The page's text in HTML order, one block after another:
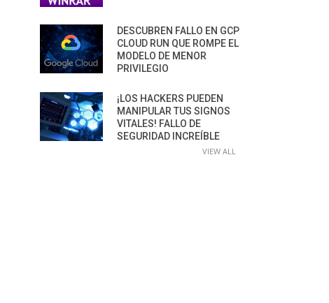
DESCUBREN FALLO EN GCP
CLOUD RUN QUE ROMPE EL
MODELO DE MENOR
PRIVILEGIO
¡LOS HACKERS PUEDEN
MANIPULAR TUS SIGNOS
VITALES! FALLO DE
SEGURIDAD INCREÍBLE
VIEW ALL